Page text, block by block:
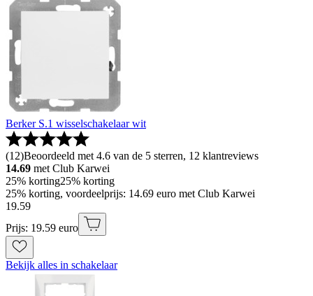
Berker S.1 wisselschakelaar wit
(12)Beoordeeld met 4.6 van de 5 sterren, 12 klantreviews
14.69 met Club Karwei
25% korting25% korting
25% korting, voordeelprijs: 14.69 euro met Club Karwei
19.59
Prijs: 19.59 euro
Bekijk alles in schakelaar